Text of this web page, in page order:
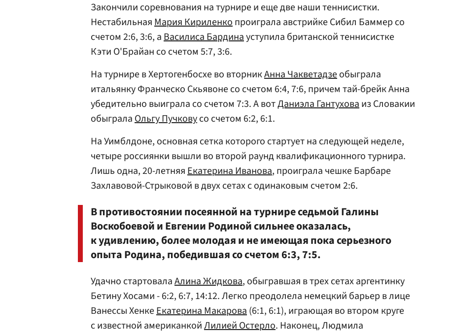
Закончили соревнования на турнире и еще две наши теннисистки.
НестабильнаяМария Кириленкопроиграла австрийке Сибил Баммер со
счетом 2:6, 3:6, аВасилиса Бардинауступила британской теннисистке
Кэти О'Брайан со счетом 5:7, 3:6.
На турнире в Хертогенбосхе во вторникАнна Чакветадзеобыграла
итальянку Франческо Скьявоне со счетом 6:4, 7:6, причем тай-брейк Анна
убедительно выиграла со счетом 7:3. А вотДаниэла Гантуховаиз Словакии
обыгралаОльгу Пучковусо счетом 6:2, 6:1.
На Уимблдоне, основная сетка которого стартует на следующей неделе,
четыре россиянки вышли во второй раунд квалификационного турнира.
Лишь одна, 20-летняяЕкатерина Иванова, проиграла чешке Барбаре
Захлавовой-Стрыковой в двух сетах с одинаковым счетом 2:6.
В противостоянии посеянной на турнире седьмой Галины
Воскобоевой и Евгении Родиной сильнее оказалась,
к удивлению, более молодая и не имеющая пока серьезного
опыта Родина, победившая со счетом 6:3, 7:5.
Удачно стартовалаАлина Жидкова, обыгравшая в трех сетах аргентинку
Бетину Хосами - 6:2, 6:7, 14:12. Легко преодолела немецкий барьер в лице
Ванессы ХенкеЕкатерина Макарова(6:1, 6:1), играющая во втором круге
с известной американкойЛилией Остерло. Наконец, Людмила